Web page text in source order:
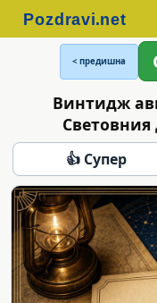
< предишна
Винтидж
👍 Супер